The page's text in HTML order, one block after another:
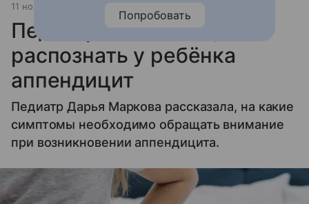
11 ноября 2023
Педиатр объяснила, как
распознать у ребёнка
аппендицит
Педиатр Дарья Маркова рассказала, на какие
симптомы необходимо обращать внимание
при возникновении аппендицита.
Попробовать